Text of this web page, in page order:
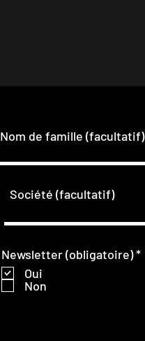
Nom de famille (facultatif)
Société (facultatif)
Newsletter (obligatoire)*O
Oui
Non